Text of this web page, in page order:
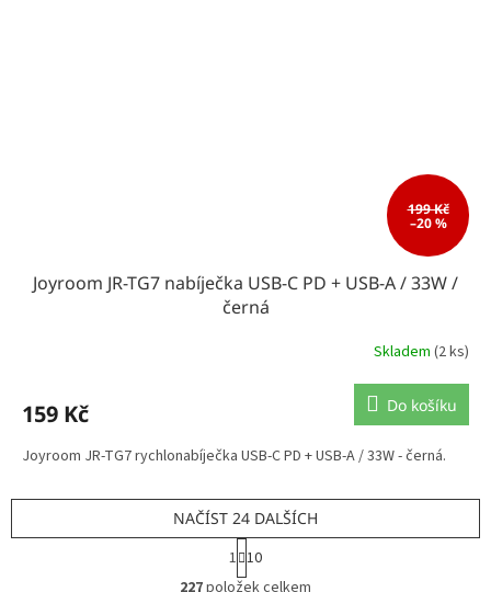
199 Kč
–20 %
Joyroom JR-TG7 nabíječka USB-C PD + USB-A / 33W /
černá
Skladem (2 ks)
159 Kč Do košíku
Joyroom JR-TG7 rychlonabíječka USB-C PD + USB-A / 33W - černá.
O
NAČÍST 24 DALŠÍCH
S
t
r
1 10